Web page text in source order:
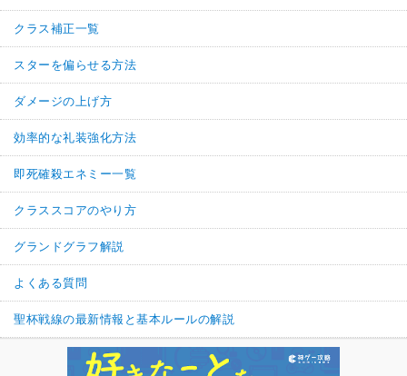
クラス補正一覧
スターを偏らせる方法
ダメージの上げ方
効率的な礼装強化方法
即死確殺エネミー一覧
クラススコアのやり方
グランドグラフ解説
よくある質問
聖杯戦線の最新情報と基本ルールの解説